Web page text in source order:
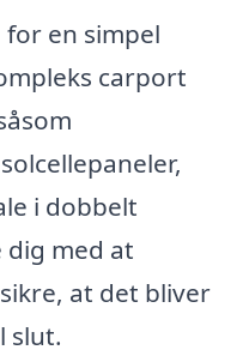
en simpel
carport
i dobbelt
med at
at det bliver
slut.